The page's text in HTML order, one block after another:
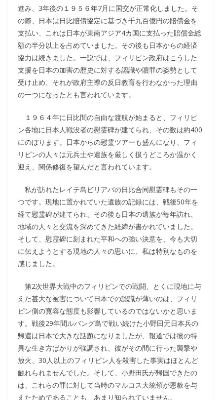
進み、3年後の１９５６年7月に国交が正常化しました。そ
の際、日本は日比賠償協定に基づき千九百億円の賠償金を
支払い、これは日本が東南アジア4カ国に支払った賠償金総
額の半分以上を占めていました。その後も日本からの経済
協力は続きました。一説では、フィリピン政府はこうした
支援を日本の加害の歴史に対する認識や贖罪の姿勢として
受け止め、それが政府主導の反日教育を行わなかった理由
の一つになったとも言われています。
１９６４年に日比間の自由な渡航が始まると、フィリピ
ン各地に日本人戦没者の慰霊碑が建てられ、その数は約400
にのぼります。日本からの慰霊ツアーも盛んになり、フィ
リピンの人々は元兵士や遺族を厳しく扱うどころか温かく
迎え、関係修復を望んだと言われています。
私が訪れたレイテ島ビリアバの日比合同慰霊碑もその一
つです。現地に置かれていた遺族の記録には、戦後50年を
経て慰霊碑が建てられ、その後も日本の遺族が毎年訪れ、
地域の人々と交流を深めてきた経緯が書かれていました。
そして、慰霊碑に刻まれた平和への強い決意を、今も大切
に伝えようとする現地の人々の思いに、私は特別なものを
感じました。
第2次世界大戦中のフィリピンでの戦闘、とくに現地に与
えた甚大な被害について日本での認識が薄いのは、フィリ
ピン側の寛容な態度も影響しているのではないかと思いま
す。戦後29年間ルバング島で戦い続けた小野田元日本兵の
帰還は日本で大きな話題になりましたが、報道では彼の特
異な生き方ばかりが強調され、彼がその間に行った襲撃や
放火、30人以上のフィリピン人を殺害した事実はほとんど
触れられませんでした。そして、小野田氏が帰国できたの
は、これらの罪に対して当時のマルコス大統領が恩赦を与
えたためであることも、あまり知られていません。